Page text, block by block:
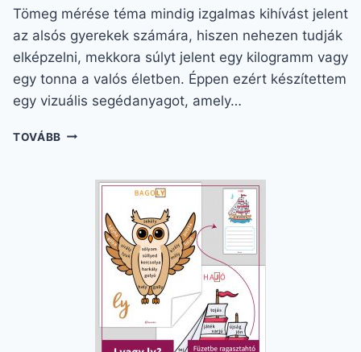
Tömeg mérése téma mindig izgalmas kihívást jelent
az alsós gyerekek számára, hiszen nehezen tudják
elképzelni, mekkora súlyt jelent egy kilogramm vagy
egy tonna a valós életben. Éppen ezért készítettem
egy vizuális segédanyagot, amely…
TOVÁBB TÖMEG
SEGÉDANYAG